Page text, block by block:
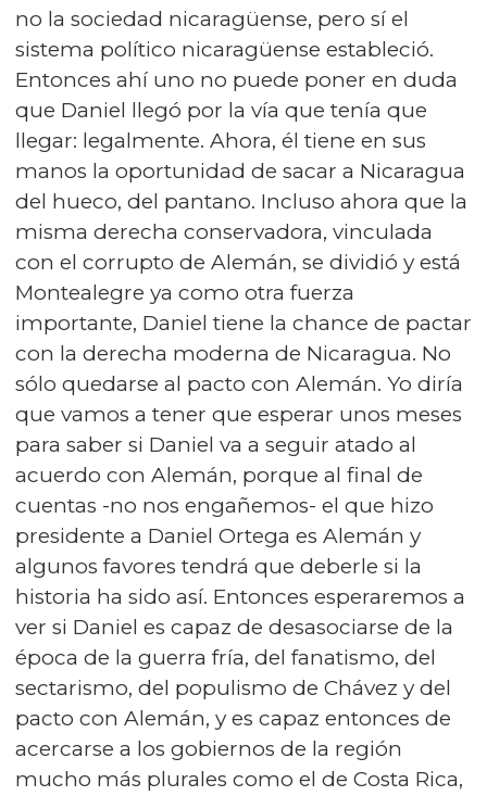
no la sociedad nicaragüense, pero sí el
sistema político nicaragüense estableció.
Entonces ahí uno no puede poner en duda
que Daniel llegó por la vía que tenía que
llegar: legalmente. Ahora, él tiene en sus
manos la oportunidad de sacar a Nicaragua
del hueco, del pantano. Incluso ahora que la
misma derecha conservadora, vinculada
con el corrupto de Alemán, se dividió y está
Montealegre ya como otra fuerza
importante, Daniel tiene la chance de pactar
con la derecha moderna de Nicaragua. No
sólo quedarse al pacto con Alemán. Yo diría
que vamos a tener que esperar unos meses
para saber si Daniel va a seguir atado al
acuerdo con Alemán, porque al final de
cuentas -no nos engañemos- el que hizo
presidente a Daniel Ortega es Alemán y
algunos favores tendrá que deberle si la
historia ha sido así. Entonces esperaremos a
ver si Daniel es capaz de desasociarse de la
época de la guerra fría, del fanatismo, del
sectarismo, del populismo de Chávez y del
pacto con Alemán, y es capaz entonces de
acercarse a los gobiernos de la región
mucho más plurales como el de Costa Rica,